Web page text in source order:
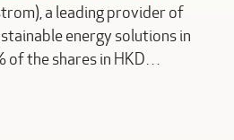
a leading provider of
energy solutions in
of the shares in HKD…